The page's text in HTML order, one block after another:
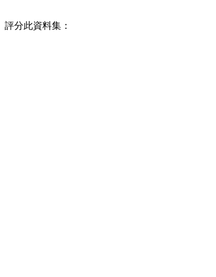
評分此資料集：